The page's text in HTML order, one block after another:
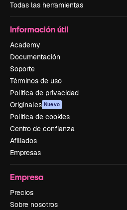
Todas las herramientas
Información útil
Academy
Documentación
Soporte
Términos de uso
Política de privacidad
Originales Nuevo
Política de cookies
Centro de confianza
Afiliados
Empresas
Empresa
Precios
Sobre nosotros